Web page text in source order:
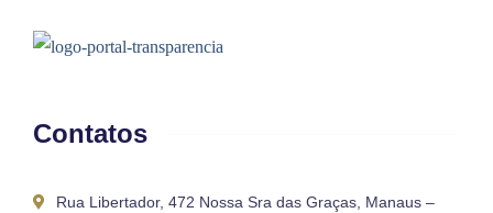
Contatos
Rua Libertador, 472 Nossa Sra das Graças, Manaus –